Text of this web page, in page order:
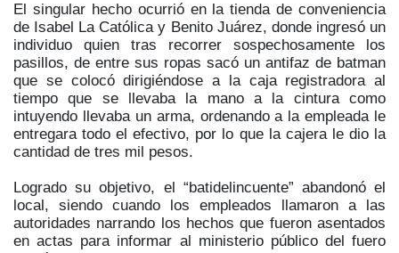
El singular hecho ocurrió en la tienda de conveniencia
de Isabel La Católica y Benito Juárez, donde ingresó un
individuo quien tras recorrer sospechosamente los
pasillos, de entre sus ropas sacó un antifaz de batman
que se colocó dirigiéndose a la caja registradora al
tiempo que se llevaba la mano a la cintura como
intuyendo llevaba un arma, ordenando a la empleada le
entregara todo el efectivo, por lo que la cajera le dio la
cantidad de tres mil pesos.
Logrado su objetivo, el “batidelincuente” abandonó el
local, siendo cuando los empleados llamaron a las
autoridades narrando los hechos que fueron asentados
en actas para informar al ministerio público del fuero